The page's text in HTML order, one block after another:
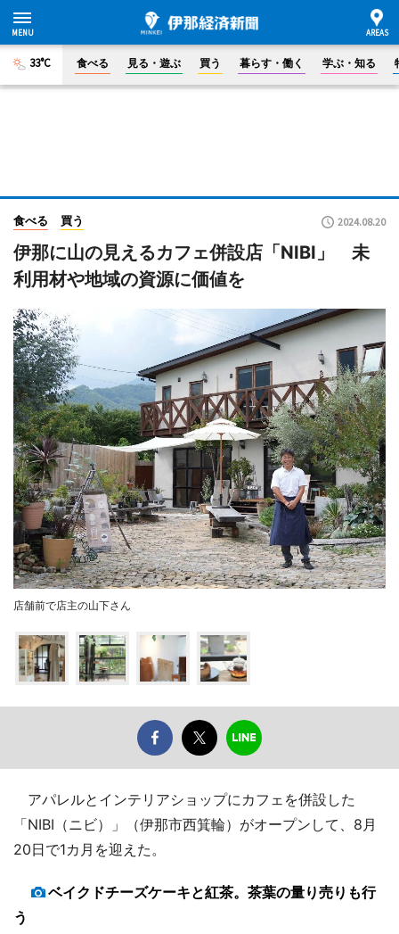
33°C 食べる 見る・遊ぶ 買う 暮らす・働く 学ぶ・知る
食べる 買う 2024.08.20
伊那に山の見えるカフェ併設店「NIBI」 未
利用材や地域の資源に価値を
店舗前で店主の山下さん
アパレルとインテリアショップにカフェを併設した
「NIBI（ニビ）」（伊那市西箕輪）がオープンして、8月
20日で1カ月を迎えた。
ベイクドチーズケーキと紅茶。茶葉の量り売りも行
う